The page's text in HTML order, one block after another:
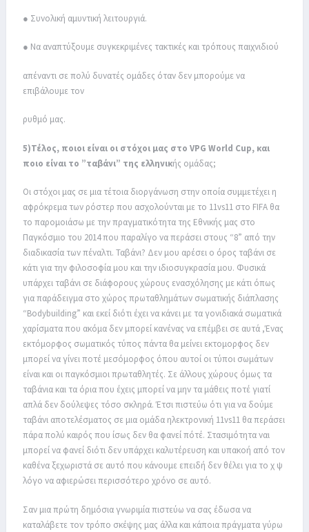
● Συνολική αμυντική λειτουργιά.
● Να αναπτύξουμε συγκεκριμένες τακτικές και τρόπους παιχνιδιού
απέναντι σε πολύ δυνατές ομάδες όταν δεν μπορούμε να
επιβάλουμε τον
ρυθμό μας.
5)Τέλος, ποιοι είναι οι στόχοι μας στο VPG World Cup, και
ποιο είναι το ”ταβάνι” της ελληνικής ομάδας;
Οι στόχοι μας σε μια τέτοια διοργάνωση στην οποία συμμετέχει η
αφρόκρεμα των ρόστερ που ασχολούνται με το 11vs11 στο FIFA θα
το παρομοιάσω με την πραγματικότητα της Εθνικής μας στο
Παγκόσμιο του 2014 που παραλίγο να περάσει στους “8” από την
διαδικασία των πέναλτι. Ταβάνι? Δεν μου αρέσει ο όρος ταβάνι σε
κάτι για την φιλοσοφία μου και την ιδιοσυγκρασία μου. Φυσικά
υπάρχει ταβάνι σε διάφορους χώρους ενασχόλησης με κάτι όπως
για παράδειγμα στο χώρος πρωταθλημάτων σωματικής διάπλασης
“Bodybuilding” και εκεί διότι έχει να κάνει με τα γονιδιακά σωματικά
χαρίσματα που ακόμα δεν μπορεί κανένας να επέμβει σε αυτά ,Ένας
εκτόμορφος σωματικός τύπος πάντα θα μείνει εκτομορφος δεν
μπορεί να γίνει ποτέ μεσόμορφος όπου αυτοί οι τύποι σωμάτων
είναι και οι παγκόσμιοι πρωταθλητές. Σε άλλους χώρους όμως τα
ταβάνια και τα όρια που έχεις μπορεί να μην τα μάθεις ποτέ γιατί
απλά δεν δούλεψες τόσο σκληρά. Έτσι πιστεύω ότι για να δούμε
ταβάνι αποτελέσματος σε μια ομάδα ηλεκτρονική 11vs11 θα περάσει
πάρα πολύ καιρός που ίσως δεν θα φανεί πότέ. Στασιμότητα ναι
μπορεί να φανεί διότι δεν υπάρχει καλυτέρευση και υπακοή από τον
καθένα ξεχωριστά σε αυτό που κάνουμε επειδή δεν θέλει για το χ ψ
λόγο να αφιερώσει περισσότερο χρόνο σε αυτό.
Σαν μια πρώτη δημόσια γνωριμία πιστεύω να σας έδωσα να
καταλάβετε τον τρόπο σκέψης μας άλλα και κάποια πράγματα γύρω